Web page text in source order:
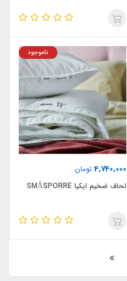
4,740,000تومان
ناموجود
لحاف ضخیم ایکیا SMÅSPORRE